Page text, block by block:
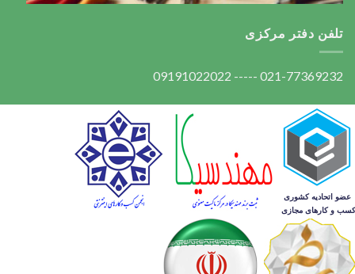
تلفن دفتر مرکزی
021-77369232 ----- 09191022022